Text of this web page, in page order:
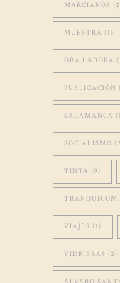
MARCIANOS
MUESTRA (1)
ORA LABORA
PUBLICACIÓN
SALAMANCA
SOCIALISMO
TINTA (9)
VIAJES (1)
VIDRIERAS (2)